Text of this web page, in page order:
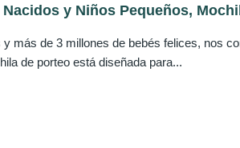
y Niños Pequeños,
más de 3 millones de bebés felices, nos
de porteo está diseñada para...